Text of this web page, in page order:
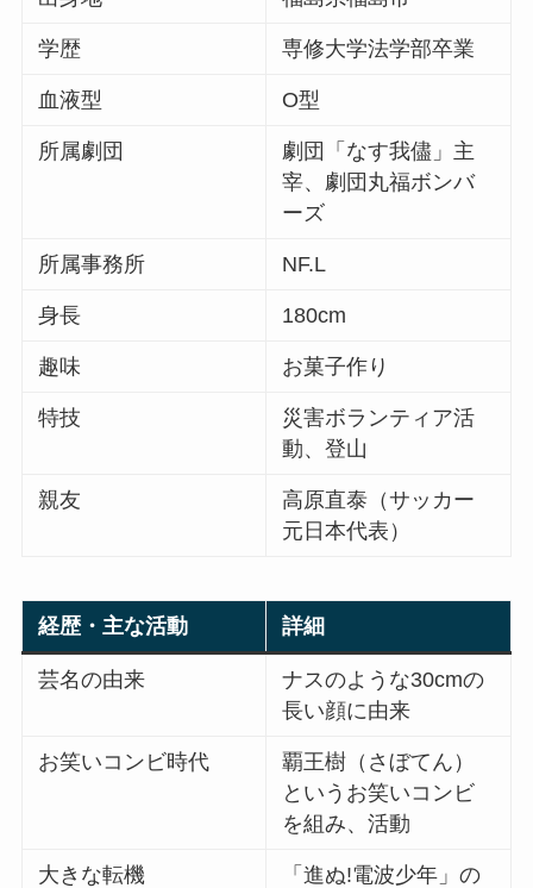
学歴 専修大学法学部卒業
血液型 O型
所属劇団
劇団「なす我儘」主
宰、劇団丸福ボンバ
ーズ
所属事務所 NF.L
身長 180cm
趣味 お菓子作り
特技
災害ボランティア活
動、登山
親友
高原直泰（サッカー
元日本代表）
経歴・主な活動 詳細
芸名の由来
ナスのような30cmの
長い顔に由来
お笑いコンビ時代
覇王樹（さぼてん）
というお笑いコンビ
を組み、活動
大きな転機
「進ぬ!電波少年」の